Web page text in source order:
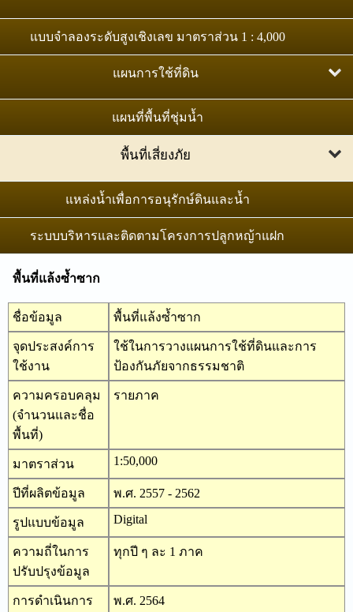
แผนที่การแพร่กระจายของคราบเกลือภาคตะวันออกเฉียง
ภาพถ่ายออร์โธสีเชิงเลข มาตราส่วน 1:4,000
ภาพถ่ายออร์โธสีเชิงเลข มาตราส่วน 1:25,000
แผนที่เส้นชั้นความสูงเชิงเลข มาตราส่วน 1:4,000
ภาพถ่ายทางอากาศสีเชิงเลข มาตราส่วน 1:25,000
แผนที่จำแนกประเภทที่ดิน
แนวเขตป่าไม้ถาวร
การสำรวจจัดทำสำมะโนที่ดิน
แนวเขตป่าไม้ชุุมชนตามมติคณะรัฐมนตรี
แบบจำลองระดับสูงเชิงเลข มาตราส่วน 1 : 4,000
แผนการใช้ที่ดิน
แผนการใช้ที่ดินระดับตำบล
แผนการใช้ที่ดินระดับลุ่มน้ำสาขา
เขตการใช้ที่ดินพืชเศรษฐกิจ
แผนที่พื้นที่ชุ่มน้ำ
พื้นที่เสี่ยงภัย
พื้นที่เสี่ยงต่อการชะล้างพังทลายของดิน
แหล่งน้ำเพื่อการอนุรักษ์ดินและน้ำ
ระบบบริหารและติดตามโครงการปลูกหญ้าแฝก
พื้นที่แล้งซ้ำซาก
ชื่อข้อมูล พื้นที่แล้งซ้ำซาก
จุดประสงค์การ
ใช้งาน
ใช้ในการวางแผนการใช้ที่ดินและการ
ป้องกันภัยจากธรรมชาติ
ความครอบคลุม
(จำนวนและชื่อ
พื้นที่)
รายภาค
มาตราส่วน 1:50,000
ปีที่ผลิตข้อมูล พ.ศ. 2557 - 2562
รูปแบบข้อมูล Digital
ความถี่ในการ
ปรับปรุงข้อมูล
ทุกปี ๆ ละ 1 ภาค
การดำเนินการ
พ.ศ. 2564